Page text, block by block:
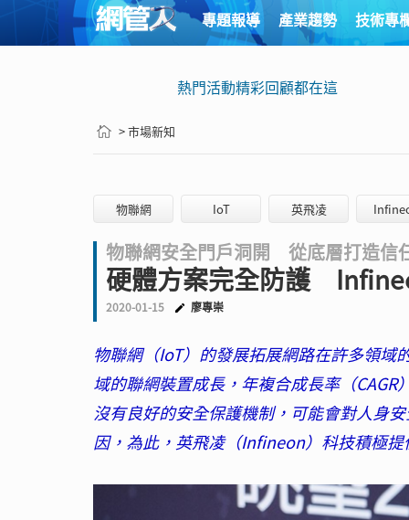
專題報導 產業趨勢 技術專
熱門活動精彩回顧都在這
> 市場新知
物聯網 IoT 英飛凌
物聯網安全門戶洞開 從底層打造信
硬體方案完全防護
2020-01-15 廖專崇
物聯網（IoT）的發展拓展網路在許多領域
域的聯網裝置成長，年複合成長率（
沒有良好的安全保護機制，可能會對人身
因，為此，英飛凌（Infineon）科技積極